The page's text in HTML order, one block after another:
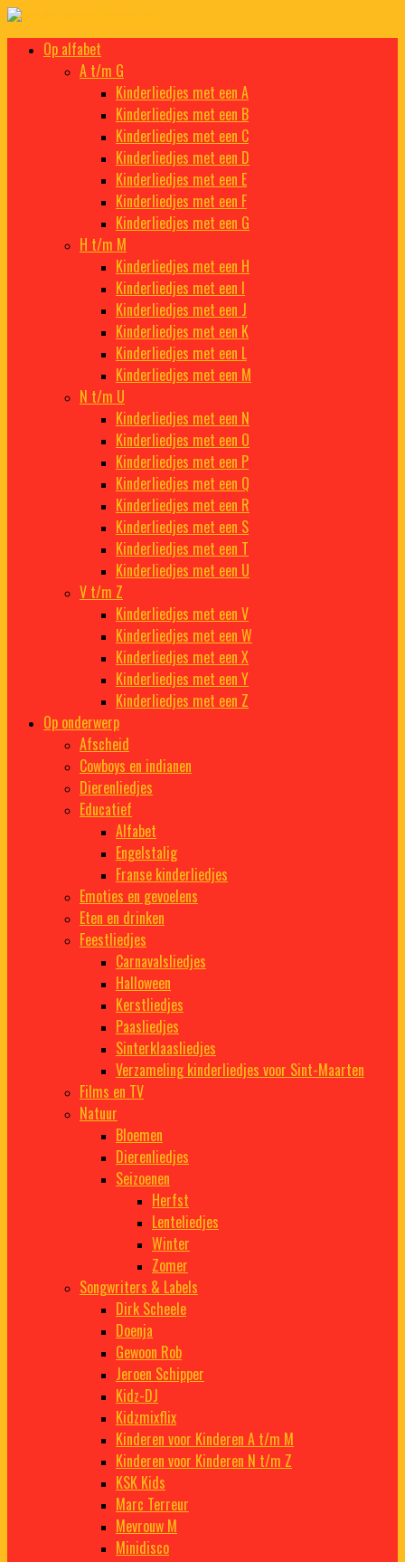
Doorgaan
inhoud
Kinderliedjes
Een grote verzameling oude en nieuwe kinderliedjes
Op alfabet
A t/m G
Kinderliedjes met een A
Kinderliedjes met een B
Kinderliedjes met een C
Kinderliedjes met een D
Kinderliedjes met een E
Kinderliedjes met een F
Kinderliedjes met een G
H t/m M
Kinderliedjes met een H
Kinderliedjes met een I
Kinderliedjes met een J
Kinderliedjes met een K
Kinderliedjes met een L
Kinderliedjes met een M
N t/m U
Kinderliedjes met een N
Kinderliedjes met een O
Kinderliedjes met een P
Kinderliedjes met een Q
Kinderliedjes met een R
Kinderliedjes met een S
Kinderliedjes met een T
Kinderliedjes met een U
V t/m Z
Kinderliedjes met een V
Kinderliedjes met een W
Kinderliedjes met een X
Kinderliedjes met een Y
Kinderliedjes met een Z
Op onderwerp
Afscheid
Cowboys en indianen
Dierenliedjes
Educatief
Alfabet
Engelstalig
Franse kinderliedjes
Emoties en gevoelens
Eten en drinken
Feestliedjes
Carnavalsliedjes
Halloween
Kerstliedjes
Paasliedjes
Sinterklaasliedjes
Verzameling kinderliedjes voor Sint-Maarten
Films en TV
Natuur
Bloemen
Dierenliedjes
Seizoenen
Herfst
Lenteliedjes
Winter
Zomer
Songwriters & Labels
Dirk Scheele
Doenja
Gewoon Rob
Jeroen Schipper
Kidz-DJ
Kidzmixflix
Kinderen voor Kinderen A t/m M
Kinderen voor Kinderen N t/m Z
KSK Kids
Marc Terreur
Mevrouw M
Minidisco